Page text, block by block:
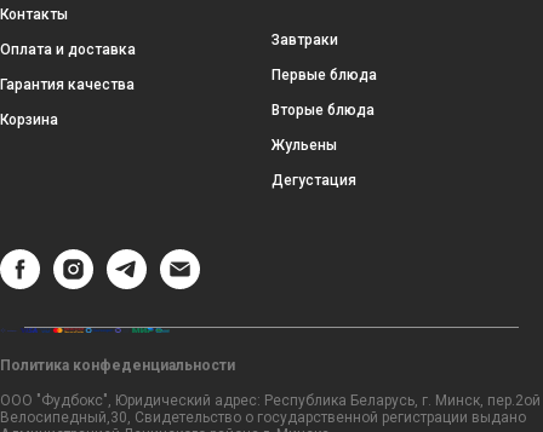
Контакты
Оплата и доставка
Гарантия качества
Корзина
Завтраки
Первые блюда
Вторые блюда
Жульены
Дегустация
Политика конфеденциальности
ООО "Фудбокс", Юридический адрес: Республика Беларусь, г. Минск, пер.2ой
Велосипедный,30, Свидетельство о государственной регистрации выдано